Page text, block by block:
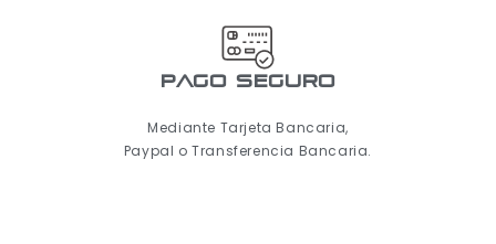
pago seguro
Mediante Tarjeta Bancaria,
Paypal o Transferencia Bancaria.